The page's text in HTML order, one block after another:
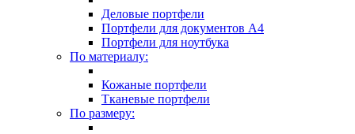
Деловые портфели
Портфели для документов A4
Портфели для ноутбука
По материалу:
Кожаные портфели
Тканевые портфели
По размеру: